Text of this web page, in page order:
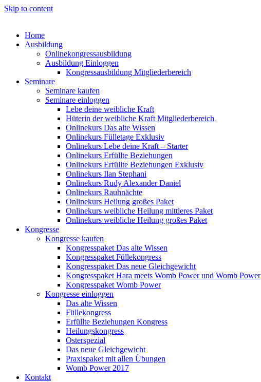
Skip to content
Home
Ausbildung
Onlinekongressausbildung
Ausbildung Einloggen
Kongressausbildung Mitgliederbereich
Seminare
Seminare kaufen
Seminare einloggen
Lebe deine weibliche Kraft
Hüterin der weibliche Kraft Mitgliederbereich
Onlinekurs Das alte Wissen
Onlinekurs Fülletage Exklusiv
Onlinekurs Lebe deine Kraft – Starter
Onlinekurs Erfüllte Beziehungen
Onlinekurs Erfüllte Beziehungen Exklusiv
Onlinekurs Ilan Stephani
Onlinekurs Rudy Alexander Daniel
Onlinekurs Rauhnächte
Onlinekurs Heilung großes Paket
Onlinekurs weibliche Heilung mittleres Paket
Onlinekurs weibliche Heilung großes Paket
Kongresse
Kongresse kaufen
Kongresspaket Das alte Wissen
Kongresspaket Füllekongress
Kongresspaket Das neue Gleichgewicht
Kongresspaket Hara meets Womb Power und Womb Power
Kongresspaket Womb Power
Kongresse einloggen
Das alte Wissen
Füllekongress
Erfüllte Beziehungen Kongress
Heilungskongress
Osterspezial
Das neue Gleichgewicht
Praxispaket mit allen Übungen
Womb Power 2017
Kontakt